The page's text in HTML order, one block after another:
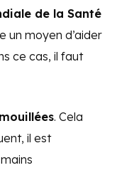
de la Santé
un moyen d’aider
ce cas, il faut
. Cela
il est